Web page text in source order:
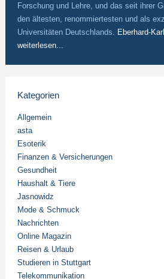
Forschung und Lehre, und das seit ihrer
den ältesten, renommiertesten und als
Universitäten Deutschlands. Eberhard-
weiterlesen...
Kategorien
Allgemein
asta
Esoterik
Finanzen & Versicherungen
Gesundheit
Haushalt & Tiere
Jasnowidz
Mode & Schmuck
Nachrichten
Online Magazin
Reisen & Urlaub
Studieren in Stuttgart
Telekommunikation